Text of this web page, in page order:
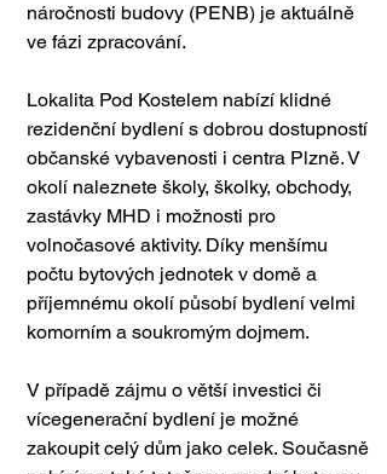
náročnosti budovy (PENB) je aktuálně
ve fázi zpracování.
Lokalita Pod Kostelem nabízí klidné
rezidenční bydlení s dobrou dostupností
občanské vybavenosti i centra Plzně. V
okolí naleznete školy, školky, obchody,
zastávky MHD i možnosti pro
volnočasové aktivity. Díky menšímu
počtu bytových jednotek v domě a
příjemnému okolí působí bydlení velmi
komorním a soukromým dojmem.
V případě zájmu o větší investici či
vícegenerační bydlení je možné
zakoupit celý dům jako celek. Současně